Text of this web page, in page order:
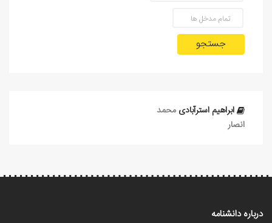
جستجو
ابراهیم استرآبادی محمد
انصار
درباره دانشنامه